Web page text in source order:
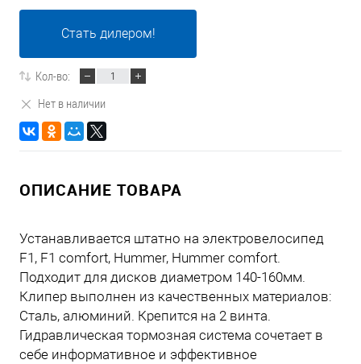
Стать дилером!
Кол-во:
Нет в наличии
ОПИСАНИЕ ТОВАРА
Устанавливается штатно на электровелосипед
F1, F1 comfort, Hummer, Hummer comfort.
Подходит для дисков диаметром 140-160мм.
Клипер выполнен из качественных материалов:
Сталь, алюминий. Крепится на 2 винта.
Гидравлическая тормозная система сочетает в
себе информативное и эффективное